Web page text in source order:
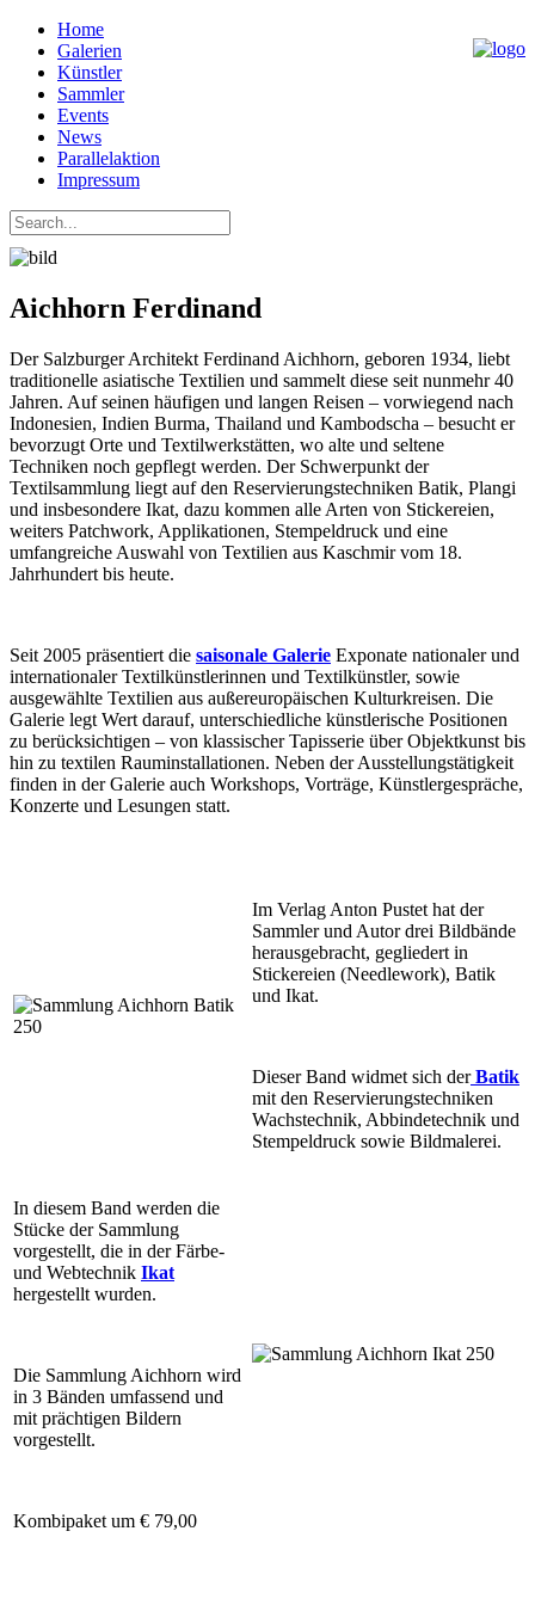
Home
Galerien
Künstler
Sammler
Events
News
Parallelaktion
Impressum
Aichhorn Ferdinand
Der Salzburger Architekt Ferdinand Aichhorn, geboren 1934, liebt
traditionelle asiatische Textilien und sammelt diese seit nunmehr 40
Jahren. Auf seinen häufigen und langen Reisen – vorwiegend nach
Indonesien, Indien Burma, Thailand und Kambodscha – besucht er
bevorzugt Orte und Textilwerkstätten, wo alte und seltene
Techniken noch gepflegt werden. Der Schwerpunkt der
Textilsammlung liegt auf den Reservierungstechniken Batik, Plangi
und insbesondere Ikat, dazu kommen alle Arten von Stickereien,
weiters Patchwork, Applikationen, Stempeldruck und eine
umfangreiche Auswahl von Textilien aus Kaschmir vom 18.
Jahrhundert bis heute.
Seit 2005 präsentiert die saisonale Galerie Exponate nationaler und
internationaler Textilkünstlerinnen und Textilkünstler, sowie
ausgewählte Textilien aus außereuropäischen Kulturkreisen. Die
Galerie legt Wert darauf, unterschiedliche künstlerische Positionen
zu berücksichtigen – von klassischer Tapisserie über Objektkunst bis
hin zu textilen Rauminstallationen. Neben der Ausstellungstätigkeit
finden in der Galerie auch Workshops, Vorträge, Künstlergespräche,
Konzerte und Lesungen statt.
Im Verlag Anton Pustet hat der
Sammler und Autor drei Bildbände
herausgebracht, gegliedert in
Stickereien (Needlework), Batik
und Ikat.
Dieser Band widmet sich derBatik
mit den Reservierungstechniken
Wachstechnik, Abbindetechnik und
Stempeldruck sowie Bildmalerei.
In diesem Band werden die
Stücke der Sammlung
vorgestellt, die in der Färbe-
und Webtechnik Ikat
hergestellt wurden.
Die Sammlung Aichhorn wird
in 3 Bänden umfassend und
mit prächtigen Bildern
vorgestellt.
Kombipaket um € 79,00